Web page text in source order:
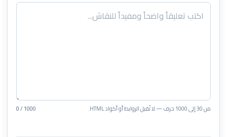
من 30 إلى 1000 حرف — لا تُقبل الروابط أو أكواد HTML. 0 / 1000